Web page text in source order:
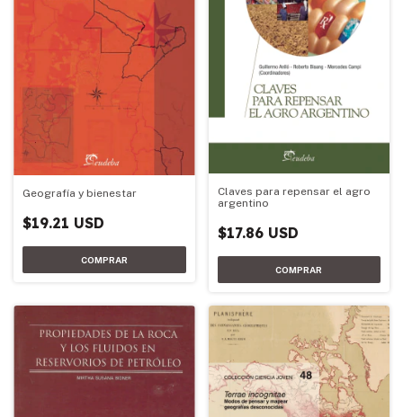
Geografía y bienestar
$19.21 USD
Claves para repensar el agro
argentino
$17.86 USD